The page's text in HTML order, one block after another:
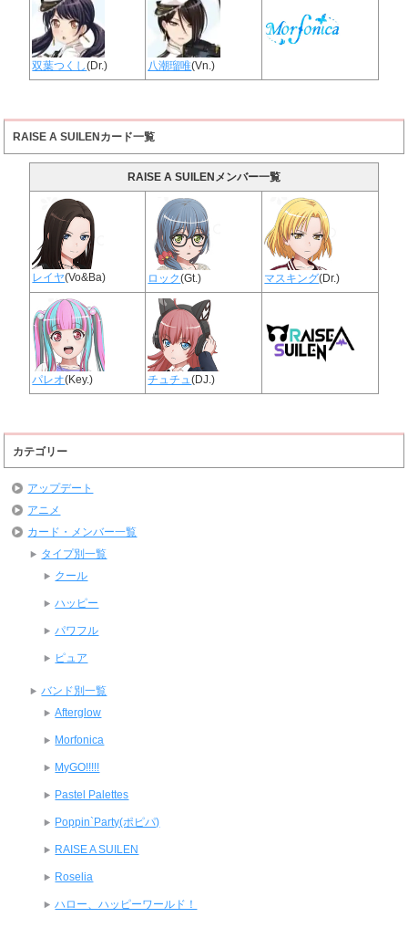
双葉つくし(Dr.) 八潮瑠唯(Vn.)
RAISE A SUILENカード一覧
RAISE A SUILENメンバー一覧
レイヤ(Vo&Ba) ロック(Gt.) マスキング(Dr.)
パレオ(Key.) チュチュ(DJ.)
カテゴリー
アップデート
アニメ
カード・メンバー一覧
タイプ別一覧
クール
ハッピー
パワフル
ピュア
バンド別一覧
Afterglow
Morfonica
MyGO!!!!!
Pastel Palettes
Poppin`Party(ポピパ)
RAISE A SUILEN
Roselia
ハロー、ハッピーワールド！